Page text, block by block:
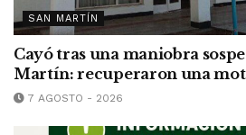
SAN MARTÍN
Cayó tras una maniobra
Martín: recuperaron una
7 AGOSTO - 2026